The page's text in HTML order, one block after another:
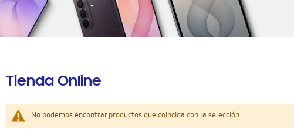
Tienda Online
No podemos encontrar productos que coincida con la selección.